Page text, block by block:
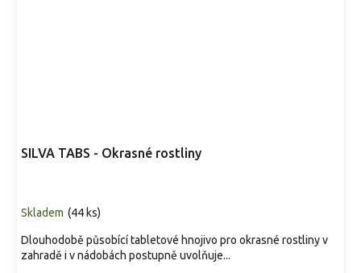
SILVA TABS - Okrasné rostliny
Skladem (44 ks)
Dlouhodobě působící tabletové hnojivo pro okrasné rostliny v
zahradě i v nádobách postupně uvolňuje...